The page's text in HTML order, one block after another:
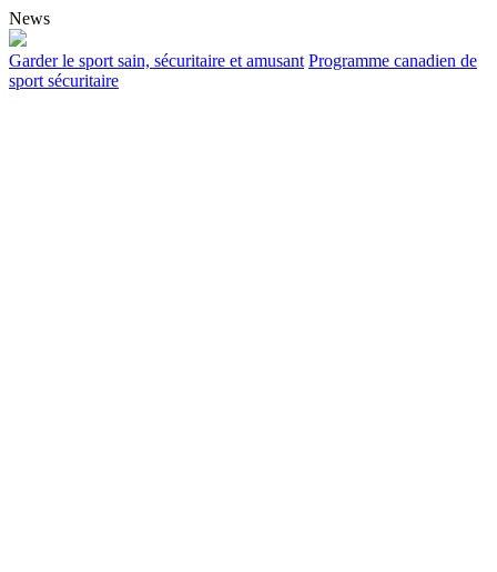
News
Garder le sport sain, sécuritaire et amusant Programme canadien de
sport sécuritaire